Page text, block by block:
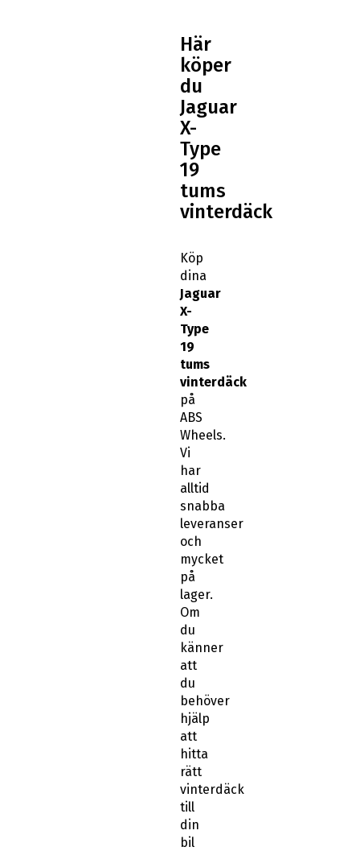
Här
köper
du
Jaguar
X-
Type
19
tums
vinterdäck
Köp
dina
Jaguar
X-
Type
19
tums
vinterdäck
på
ABS
Wheels.
Vi
har
alltid
snabba
leveranser
och
mycket
på
lager.
Om
du
känner
att
du
behöver
hjälp
att
hitta
rätt
vinterdäck
till
din
bil